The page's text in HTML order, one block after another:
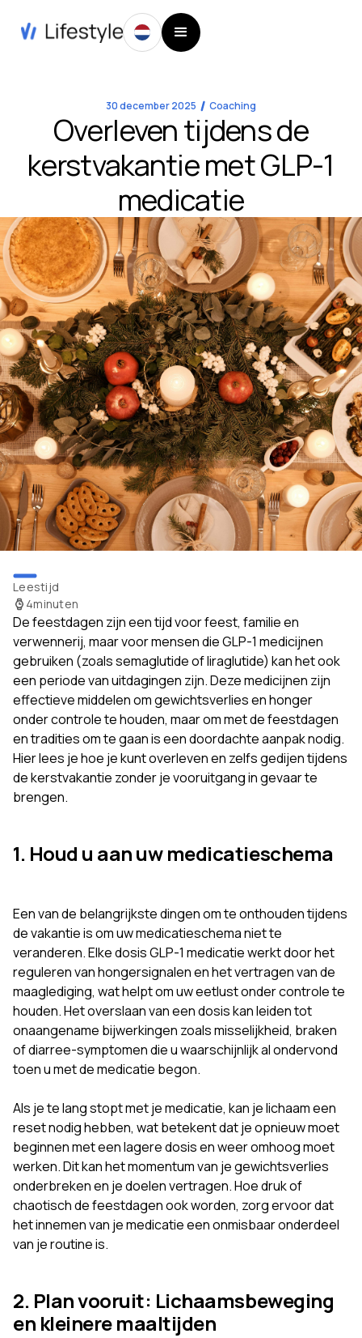
30 december 2025 Coaching
Overleven tijdens de
kerstvakantie met GLP-1
medicatie
Leestijd
4minuten
De feestdagen zijn een tijd voor feest, familie en
verwennerij, maar voor mensen die GLP-1 medicijnen
gebruiken (zoals semaglutide of liraglutide) kan het ook
een periode van uitdagingen zijn. Deze medicijnen zijn
effectieve middelen om gewichtsverlies en honger
onder controle te houden, maar om met de feestdagen
en tradities om te gaan is een doordachte aanpak nodig.
Hier lees je hoe je kunt overleven en zelfs gedijen tijdens
de kerstvakantie zonder je vooruitgang in gevaar te
brengen.
1. Houd u aan uw medicatieschema
Een van de belangrijkste dingen om te onthouden tijdens
de vakantie is om uw medicatieschema niet te
veranderen. Elke dosis GLP-1 medicatie werkt door het
reguleren van hongersignalen en het vertragen van de
maaglediging, wat helpt om uw eetlust onder controle te
houden. Het overslaan van een dosis kan leiden tot
onaangename bijwerkingen zoals misselijkheid, braken
of diarree-symptomen die u waarschijnlijk al ondervond
toen u met de medicatie begon.
Als je te lang stopt met je medicatie, kan je lichaam een
reset nodig hebben, wat betekent dat je opnieuw moet
beginnen met een lagere dosis en weer omhoog moet
werken. Dit kan het momentum van je gewichtsverlies
onderbreken en je doelen vertragen. Hoe druk of
chaotisch de feestdagen ook worden, zorg ervoor dat
het innemen van je medicatie een onmisbaar onderdeel
van je routine is.
2. Plan vooruit: Lichaamsbeweging
en kleinere maaltijden